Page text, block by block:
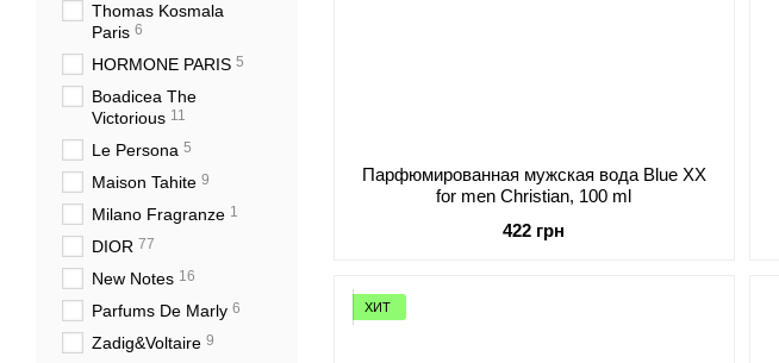
Парфюмированная мужская вода Blue XX
for men Christian, 100 ml
422 грн
ХИТ
Thomas Kosmala
Paris 6
HORMONE PARIS 5
Boadicea The
Victorious 11
Le Persona 5
Maison Tahite 9
Milano Fragranze 1
DIOR 77
New Notes 16
Parfums De Marly 6
Zadig&Voltaire 9